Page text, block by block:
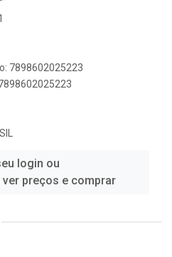
7898602025223
login ou
preços e comprar